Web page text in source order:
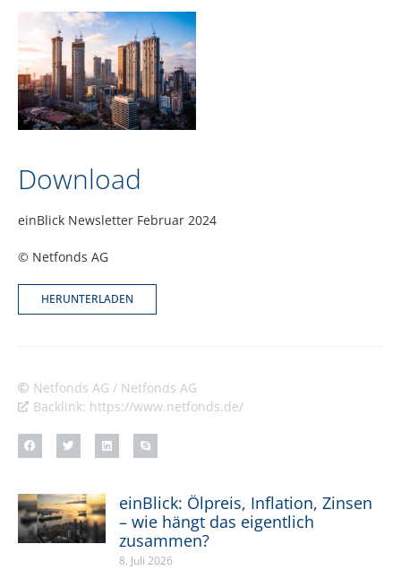
Download
einBlick Newsletter Februar 2024
© Netfonds AG
HERUNTERLADEN
Netfonds AG / Netfonds AG
Backlink: https://www.netfonds.de/
einBlick: Ölpreis, Inflation, Zinsen
– wie hängt das eigentlich
zusammen?
8. Juli 2026